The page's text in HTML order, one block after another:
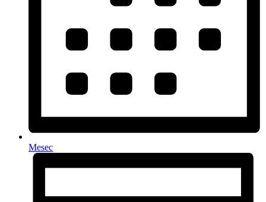
Mesec